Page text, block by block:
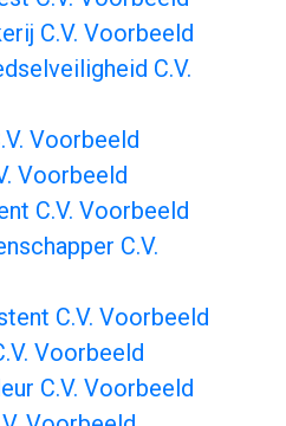
C.V. Voorbeeld
C.V.
Voorbeeld
Voorbeeld
C.V. Voorbeeld
C.V.
C.V. Voorbeeld
Voorbeeld
C.V. Voorbeeld